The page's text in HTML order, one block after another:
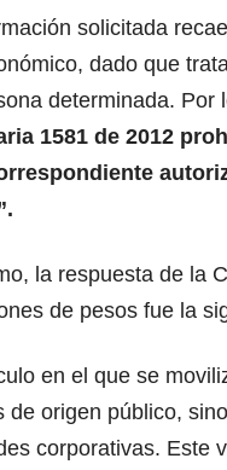
solicitada
dado que
determinada. Por
1581 de 2012
la respuesta de la
de pesos fue la
en el que se
de origen público,
corporativas. Este